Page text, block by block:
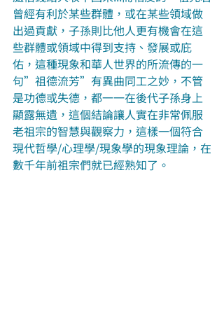
曾經有利於某些群體，或在某些領域做
出過貢獻，子孫則比他人更有機會在這
些群體或領域中得到支持、發展或庇
佑，這種現象和華人世界的所流傳的一
句”祖德流芳”有異曲同工之妙，不管
是功德或失德，都一一在後代子孫身上
顯露無遺，這個結論讓人實在非常佩服
老祖宗的智慧與觀察力，這樣一個符合
現代哲學/心理學/現象學的現象理論，在
數千年前祖宗們就已經熟知了。